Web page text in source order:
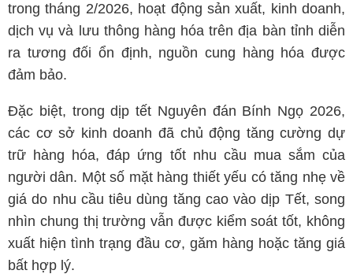
trong tháng 2/2026, hoạt động sản xuất, kinh doanh,
dịch vụ và lưu thông hàng hóa trên địa bàn tỉnh diễn
ra tương đối ổn định, nguồn cung hàng hóa được
đảm bảo.
Đặc biệt, trong dịp tết Nguyên đán Bính Ngọ 2026,
các cơ sở kinh doanh đã chủ động tăng cường dự
trữ hàng hóa, đáp ứng tốt nhu cầu mua sắm của
người dân. Một số mặt hàng thiết yếu có tăng nhẹ về
giá do nhu cầu tiêu dùng tăng cao vào dịp Tết, song
nhìn chung thị trường vẫn được kiểm soát tốt, không
xuất hiện tình trạng đầu cơ, găm hàng hoặc tăng giá
bất hợp lý.